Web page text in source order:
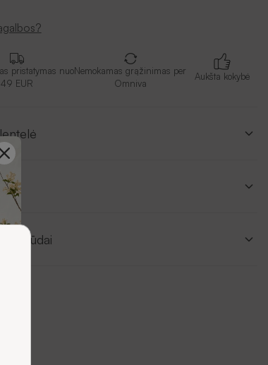
pristatymas nuo
49 EUR
Nemokamas grąžinimas per
Omniva
Aukšta kokybė
būdai